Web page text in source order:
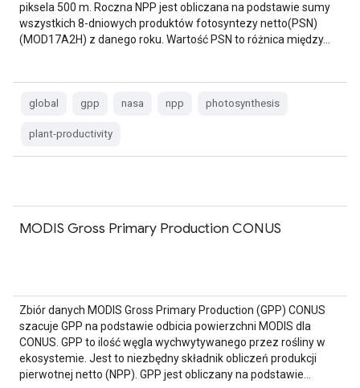
piksela 500 m. Roczna NPP jest obliczana na podstawie sumy
wszystkich 8-dniowych produktów fotosyntezy netto(PSN)
(MOD17A2H) z danego roku. Wartość PSN to różnica między…
global gpp nasa npp photosynthesis
plant-productivity
MODIS Gross Primary Production CONUS
Zbiór danych MODIS Gross Primary Production (GPP) CONUS
szacuje GPP na podstawie odbicia powierzchni MODIS dla
CONUS. GPP to ilość węgla wychwytywanego przez rośliny w
ekosystemie. Jest to niezbędny składnik obliczeń produkcji
pierwotnej netto (NPP). GPP jest obliczany na podstawie…